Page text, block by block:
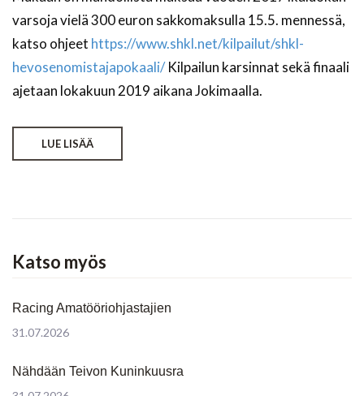
varsoja vielä 300 euron sakkomaksulla 15.5. mennessä,
katso ohjeet https://www.shkl.net/kilpailut/shkl-
hevosenomistajapokaali/Kilpailun karsinnat sekä finaali
ajetaan lokakuun 2019 aikana Jokimaalla.
LUE LISÄÄ
Katso myös
Racing Amatööriohjastajien
31.07.2026
Nähdään Teivon Kuninkuusra